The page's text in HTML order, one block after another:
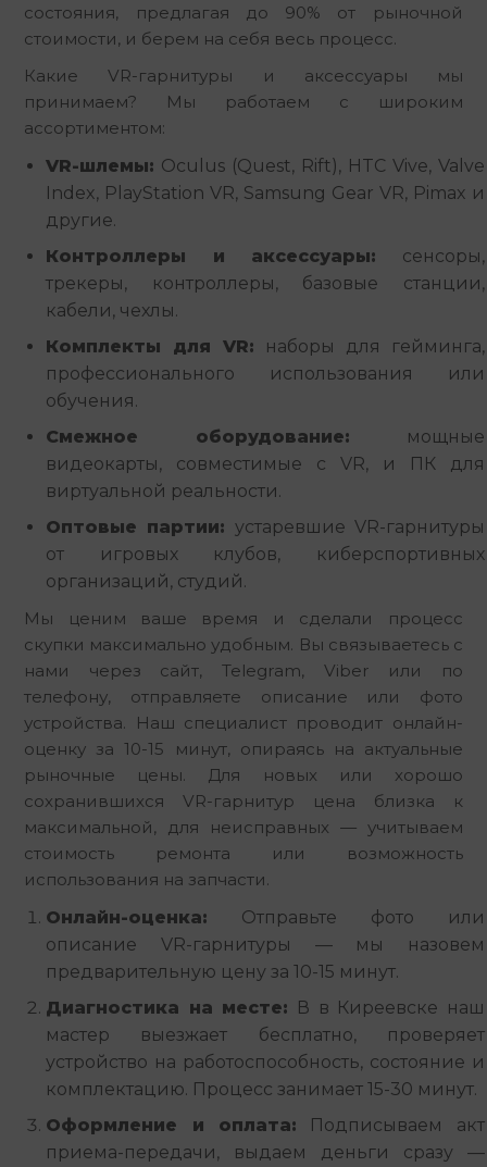
состояния, предлагая до 90% от рыночной
стоимости, и берем на себя весь процесс.
Какие VR-гарнитуры и аксессуары мы
принимаем? Мы работаем с широким
ассортиментом:
VR-шлемы: Oculus (Quest, Rift), HTC Vive, Valve
Index, PlayStation VR, Samsung Gear VR, Pimax и
другие.
Контроллеры и аксессуары: сенсоры,
трекеры, контроллеры, базовые станции,
кабели, чехлы.
Комплекты для VR: наборы для гейминга,
профессионального использования или
обучения.
Смежное оборудование: мощные
видеокарты, совместимые с VR, и ПК для
виртуальной реальности.
Оптовые партии: устаревшие VR-гарнитуры
от игровых клубов, киберспортивных
организаций, студий.
Мы ценим ваше время и сделали процесс
скупки максимально удобным. Вы связываетесь с
нами через сайт, Telegram, Viber или по
телефону, отправляете описание или фото
устройства. Наш специалист проводит онлайн-
оценку за 10-15 минут, опираясь на актуальные
рыночные цены. Для новых или хорошо
сохранившихся VR-гарнитур цена близка к
максимальной, для неисправных — учитываем
стоимость ремонта или возможность
использования на запчасти.
Онлайн-оценка: Отправьте фото или
описание VR-гарнитуры — мы назовем
предварительную цену за 10-15 минут.
Диагностика на месте: В в Киреевске наш
мастер выезжает бесплатно, проверяет
устройство на работоспособность, состояние и
комплектацию. Процесс занимает 15-30 минут.
Оформление и оплата: Подписываем акт
приема-передачи, выдаем деньги сразу —